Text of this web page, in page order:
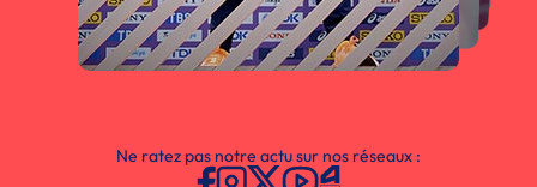
Ne ratez pas notre actu sur nos réseaux :